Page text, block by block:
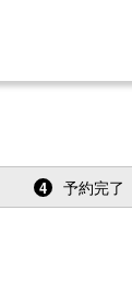
4 予約完了